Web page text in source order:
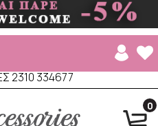
2310 334677
0